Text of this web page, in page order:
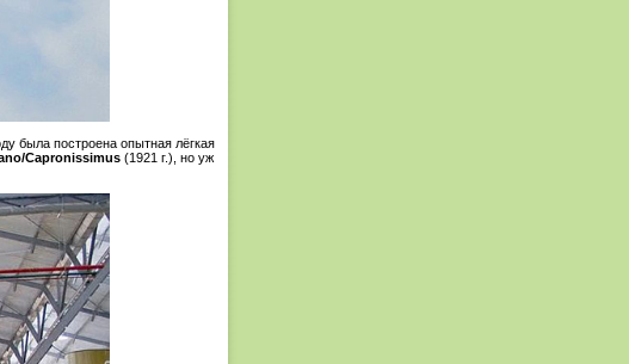
была построена опытная лёгкая
Capronissimus (1921 г.), но уж